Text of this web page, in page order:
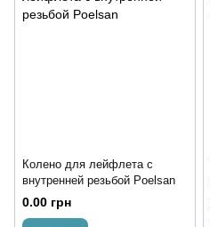
Колено для лейфлета с
внутренней резьбой Poelsan
0.00 грн